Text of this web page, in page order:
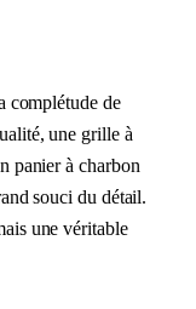
complétude de
une grille à
panier à charbon
souci du détail.
une véritable